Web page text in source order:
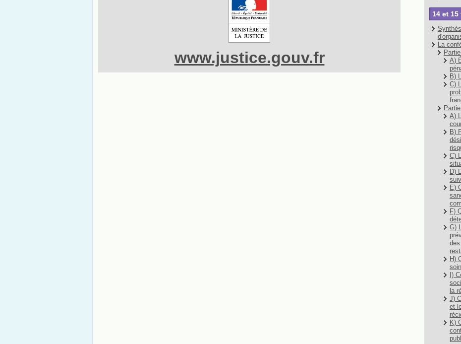
www.justice.gouv.fr
14 et 15
La
A)
B)
C)
A)
B)
C)
D)
E)
F)
G)
H)
I)
la
J)
et
K)